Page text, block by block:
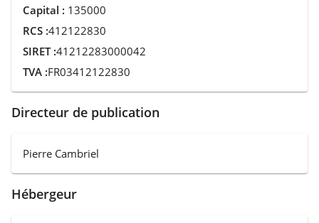
Capital : 135000
RCS :412122830
SIRET :41212283000042
TVA :FR03412122830
Directeur de publication
Pierre Cambriel
Hébergeur